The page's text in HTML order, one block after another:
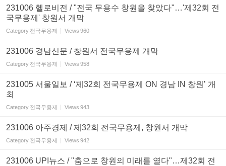
231006 헬로비전 / "전국 무용수 창원을 찾았다"…'제32회 전
국무용제' 창원서 개막
Category 전국무용제 Views 960
231006 경남신문 / 창원서 전국무용제 개막
Category 전국무용제 Views 958
231005 서울일보 / ‘제32회 전국무용제 ON 경남 IN 창원’ 개
최
Category 전국무용제 Views 943
231006 아주경제 / 제32회 전국무용제, 창원서 개막
Category 전국무용제 Views 942
231006 UPI뉴스 / "춤으로 창원의 미래를 열다"…제32회 전